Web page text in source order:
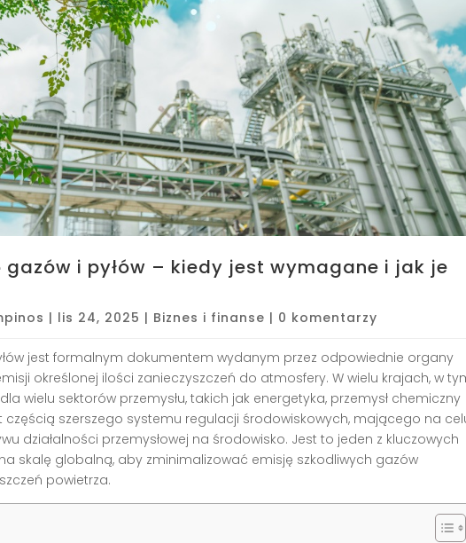
gazów i pyłów – kiedy jest wymagane i jak je
| lis 24, 2025 | Biznes i finanse | 0 komentarzy
jest formalnym dokumentem wydanym przez odpowiednie organy
określonej ilości zanieczyszczeń do atmosfery. W wielu krajach, w
wielu sektorów przemysłu, takich jak energetyka, przemysł chemiczny
częścią szerszego systemu regulacji środowiskowych, mającego na
działalności przemysłowej na środowisko. Jest to jeden z kluczowych
skalę globalną, aby zminimalizować emisję szkodliwych gazów
powietrza.